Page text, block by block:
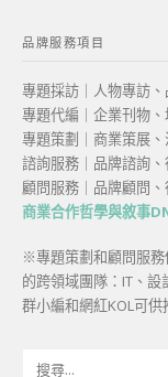
品牌服務項目
專題採訪｜人物專訪
專題代編｜企業刊物
專題策劃｜商業策展
諮詢服務｜品牌諮詢
顧問服務｜品牌顧問
商業合作哲學與敘事
※專題策劃和顧問服
的跨領域團隊：IT、
群小編和網紅KOL可供